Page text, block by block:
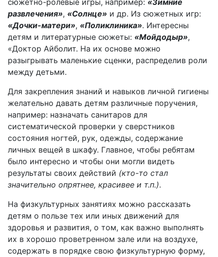
сюжетно-ролевые игры, например: «Зимние
развлечения», «Солнце» и др. Из сюжетных игр:
«Дочки-матери», «Поликлиника». Интересны
детям и литературные сюжеты: «Мойдодыр»,
«Доктор Айболит. На их основе можно
разыгрывать маленькие сценки, распределив роли
между детьми.
Для закрепления знаний и навыков личной гигиены
желательно давать детям различные поручения,
например: назначать санитаров для
систематической проверки у сверстников
состояния ногтей, рук, одежды, содержание
личных вещей в шкафу. Главное, чтобы ребятам
было интересно и чтобы они могли видеть
результаты своих действий (кто-то стал
значительно опрятнее, красивее и т.п.).
На физкультурных занятиях можно рассказать
детям о пользе тех или иных движений для
здоровья и развития, о том, как важно выполнять
их в хорошо проветренном зале или на воздухе,
содержать в порядке свою физкультурную форму,